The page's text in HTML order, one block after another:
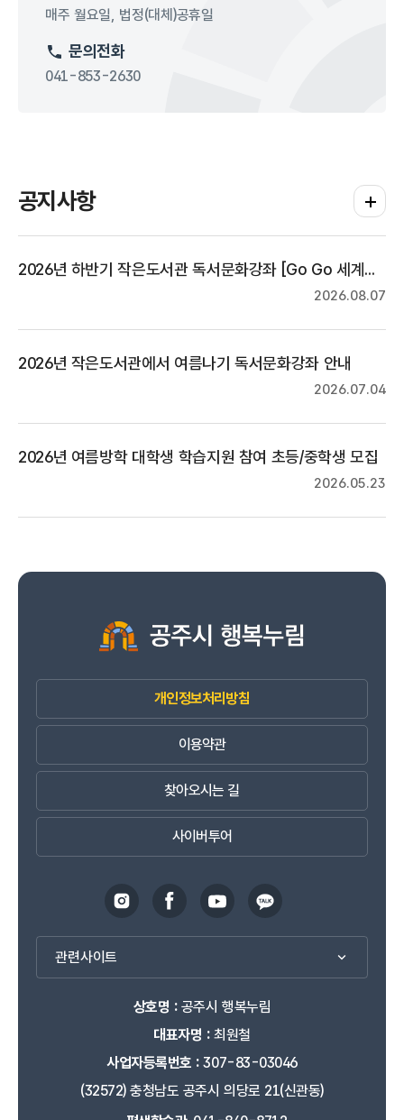
매주 월요일, 법정(대체)공휴일
문의전화
041-853-2630
공지사항
2026년 하반기 작은도서관 독서문화강좌 [Go Go 세계문화여행] 접수 안내
2026.08.07
2026년 작은도서관에서 여름나기 독서문화강좌 안내
2026.07.04
2026년 여름방학 대학생 학습지원 참여 초등/중학생 모집
2026.05.23
공지사
개인정보처리방침
이용약관
찾아오시는 길
사이버투어
관련사이트
상호명 :공주시 행복누림
대표자명 :최원철
사업자등록번호 :307-83-03046
(32572) 충청남도 공주시 의당로 21(신관동)